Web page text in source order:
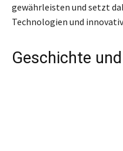
gewährleisten und setzt
Technologien und
Geschichte